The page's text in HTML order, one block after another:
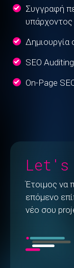
Συγγραφή
υπάρχοντος
Δημιουργία
SEO Auditing
On-Page
Let's
Έτοιμος να
επόμενο
νέο σου